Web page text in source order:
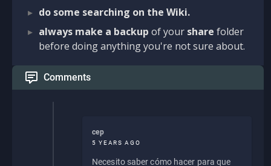
do some searching on the Wiki.
always make a backup of your share folder
before doing anything you're not sure about.
Comments
cep
5 YEARS AGO
Necesito saber cómo hacer para que